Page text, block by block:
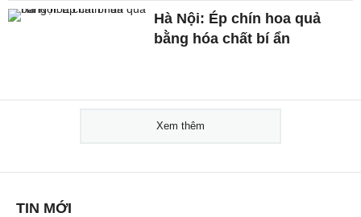
Hà Nội: Ép chín hoa quả
bằng hóa chất bí ẩn
Xem thêm
TIN MỚI